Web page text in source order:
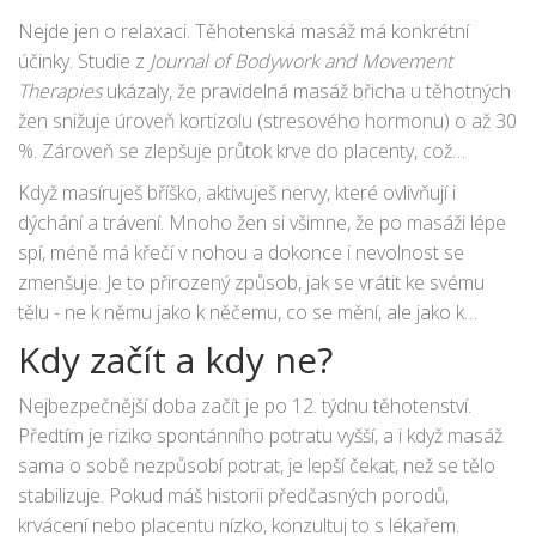
Nejde jen o relaxaci. Těhotenská masáž má konkrétní
účinky. Studie z Journal of Bodywork and Movement
Therapiesukázaly, že pravidelná masáž břicha u těhotných
žen snižuje úroveň kortizolu (stresového hormonu) o až 30
%. Zároveň se zlepšuje průtok krve do placenty, což
podporuje vývoj plodu. Navíc pomáhá předcházet stretch
markům - ne proto, že by „vyhladila“ kůži, ale protože
zlepšuje její pružnost a hydrataci.
Když masíruješ bříško, aktivuješ nervy, které ovlivňují i
dýchání a trávení. Mnoho žen si všimne, že po masáži lépe
spí, méně má křečí v nohou a dokonce i nevolnost se
zmenšuje. Je to přirozený způsob, jak se vrátit ke svému
tělu - ne k němu jako k něčemu, co se mění, ale jako k
něčemu, co potřebuje péči.
Kdy začít a kdy ne?
Nejbezpečnější doba začít je po 12. týdnu těhotenství.
Předtím je riziko spontánního potratu vyšší, a i když masáž
sama o sobě nezpůsobí potrat, je lepší čekat, než se tělo
stabilizuje. Pokud máš historii předčasných porodů,
krvácení nebo placentu nízko, konzultuj to s lékařem.